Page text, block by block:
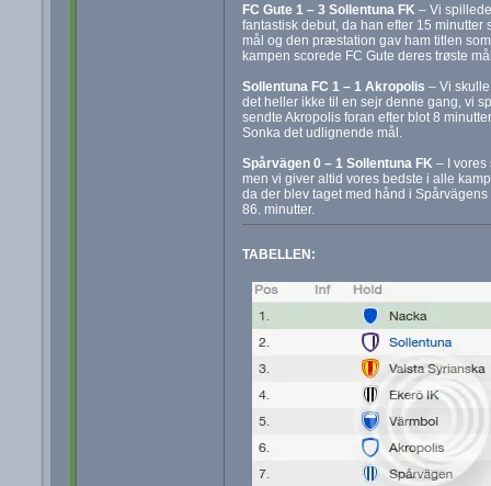
FC Gute 1 – 3 Sollentuna FK – Vi
fantastisk debut, da han efter 15
mål og den præstation gav ham titlen
kampen scorede FC Gute deres trøste
Sollentuna FC 1 – 1 Akropolis – Vi
det heller ikke til en sejr denne gang, vi
sendte Akropolis foran efter blot 8
Sonka det udlignende mål.
Spårvägen 0 – 1 Sollentuna FK – I vores
men vi giver altid vores bedste i alle
da der blev taget med hånd i
86. minutter.
TABELLEN: